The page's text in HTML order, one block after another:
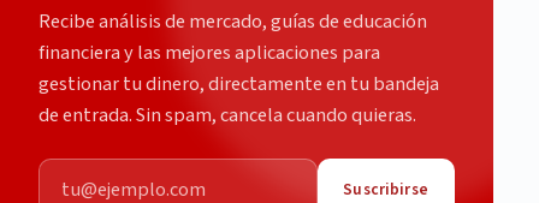
Recibe análisis de mercado, guías de educación
financiera y las mejores aplicaciones para
gestionar tu dinero, directamente en tu bandeja
de entrada. Sin spam, cancela cuando quieras.
Correo electrónico
Suscribirse